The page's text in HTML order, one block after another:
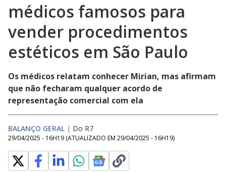
médicos famosos para
vender procedimentos
estéticos em São Paulo
Os médicos relatam conhecer Mirian, mas afirmam
que não fecharam qualquer acordo de
representação comercial com ela
BALANÇO GERAL | Do R7
29/04/2025 - 16H19 (ATUALIZADO EM 29/04/2025 - 16H19)